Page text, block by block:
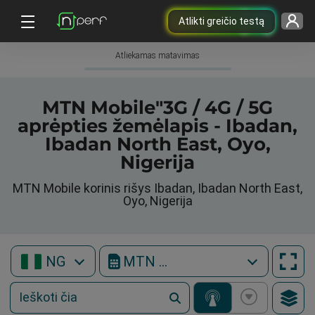
Atlikti greičio testą
Atliekamas matavimas
MTN Mobile"3G / 4G / 5G
aprėpties žemėlapis - Ibadan,
Ibadan North East, Oyo,
Nigerija
MTN Mobile korinis rišys Ibadan, Ibadan North East,
Oyo, Nigerija
NG MTN Mobile